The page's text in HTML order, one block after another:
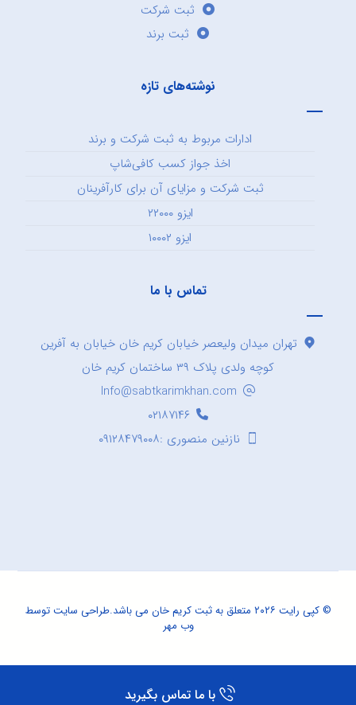
ثبت شرکت
ثبت برند
نوشته‌های تازه
ادارات مربوط به ثبت شرکت و برند
اخذ جواز کسب کافی‌شاپ
ثبت شرکت و مزایای آن برای کارآفرینان
ایزو ۲۲۰۰۰
ایزو ۱۰۰۰۲
تماس با ما
تهران میدان ولیعصر خیابان کریم خان خیابان به آفرین
کوچه ولدی پلاک ۳۹ ساختمان کریم خان
Info@sabtkarimkhan.com
۰۲۱۸۷۱۴۶
نازنین منصوری :۰۹۱۲۸۴۷۹۰۰۸
© کپی رایت ۲۰۲۶ متعلق به ثبت کریم خان می باشد. طراحی سایتتوسط
وب مهر
با ما تماس بگیرید